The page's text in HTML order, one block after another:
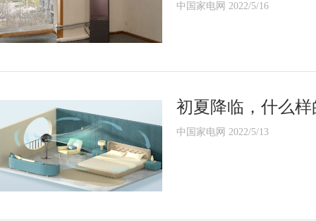
中国家电网 2022/5/16
初夏降临，什么
中国家电网 2022/5/13